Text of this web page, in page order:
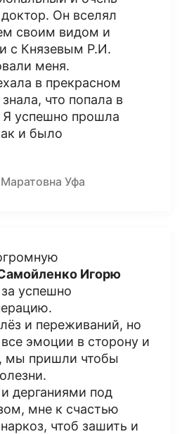
Он вселял
своим видом и
с Князевым Р.И.
меня.
в прекрасном
что попала в
успешно прошла
и было
Уфа
Игорю
за успешно
и переживаний, но
эмоции в сторону и
мы пришли чтобы
дерганиями под
мне к счастью
чтоб зашить и